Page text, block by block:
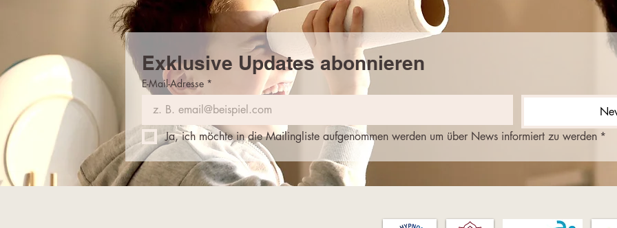
Exklusive Updates abonnieren
E-Mail-Adresse *
Ja, ich möchte in die Mailingliste aufgenommen werden um über News informiert zu werden *